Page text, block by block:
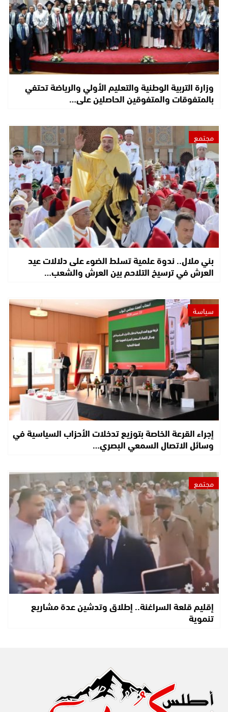
وزارة التربية الوطنية والتعليم الأولي والرياضة تحتفي
بالمتفوقات والمتفوقين الحاصلين على…
مجتمع
بني ملال.. ندوة علمية تسلط الضوء على دلالات عيد
العرش في ترسيخ التلاحم بين العرش والشعب…
سياسة
إجراء القرعة الخاصة بتوزيع تدخلات الأحزاب السياسية في
وسائل الاتصال السمعي البصري…
مجتمع
إقليم قلعة السراغنة.. إطلاق وتدشين عدة مشاريع
تنموية